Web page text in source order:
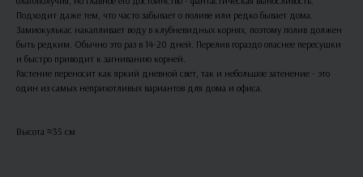
Подходит даже тем, что часто забывает о поливе или редко бывает дома.
Замиокулькас накапливает воду в клубневидных корнях, поэтому полив должен
быть редким. Обычно это раз в 14-20 дней. Перелив гораздо опаснее пересушки
и быстро приводит к загниванию корней.
Растение переносит как яркий дневной свет, так и небольшое затенение - это
один из самых неприхотливых вариантов для дома и офиса.
Высота ≈35 см